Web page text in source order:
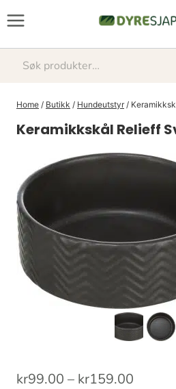
Søk
Home / Butikk / Hundeutstyr /
Keramikkskål Relieff
kr99.00 – kr159.00